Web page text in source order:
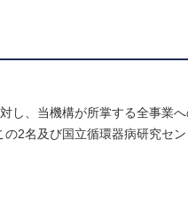
し、当機構が所掌する全事業
2名及び国立循環器病研究セ